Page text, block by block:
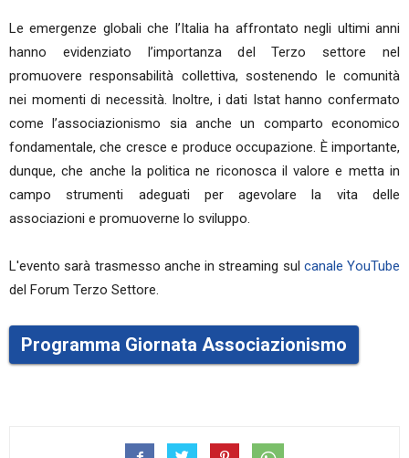
Le emergenze globali che l’Italia ha affrontato negli ultimi anni
hanno evidenziato l’importanza del Terzo settore nel
promuovere responsabilità collettiva, sostenendo le comunità
nei momenti di necessità. Inoltre, i dati Istat hanno confermato
come l’associazionismo sia anche un comparto economico
fondamentale, che cresce e produce occupazione. È importante,
dunque, che anche la politica ne riconosca il valore e metta in
campo strumenti adeguati per agevolare la vita delle
associazioni e promuoverne lo sviluppo.
L'evento sarà trasmesso anche in streaming sul canale YouTube
del Forum Terzo Settore.
Programma Giornata Associazionismo